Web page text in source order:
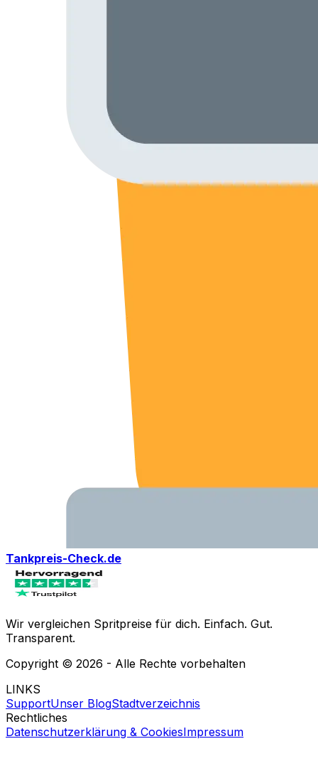
Tankpreis-Check.de
Wir vergleichen Spritpreise für dich. Einfach. Gut.
Transparent.
Copyright © 2026 - Alle Rechte vorbehalten
LINKS
SupportUnser BlogStadtverzeichnis
Rechtliches
Datenschutzerklärung & CookiesImpressum